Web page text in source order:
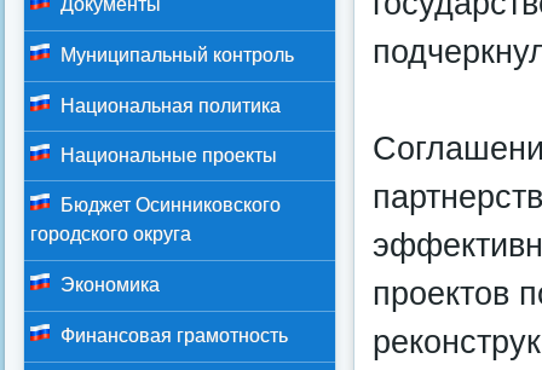
проектов
Документы
Муниципальный контроль
Национальная политика
Национальные проекты
Бюджет Осинниковского
городского округа
Экономика
Финансовая грамотность